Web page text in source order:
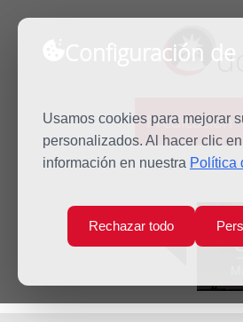
Configuración
Usamos cookies para mejorar
personalizados. Al hacer clic
información en nuestra Política
Rechazar todo
Predicación
Inicio